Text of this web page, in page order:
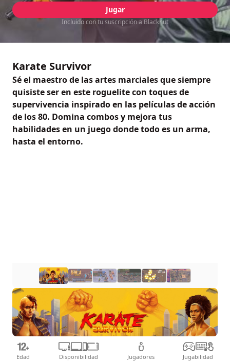
Jugar
Incluido con tu suscripción a Blacknut
Karate Survivor
Sé el maestro de las artes marciales que siempre
quisiste ser en este roguelite con toques de
supervivencia inspirado en las películas de acción
de los 80. Domina combos y mejora tus
habilidades en un juego donde todo es un arma,
hasta el entorno.
Edad Disponibilidad Jugadores Jugabilidad